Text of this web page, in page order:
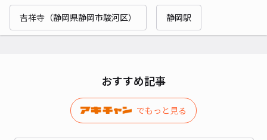
吉祥寺（静岡県静岡市駿河区） 静岡駅
おすすめ記事
でもっと見る